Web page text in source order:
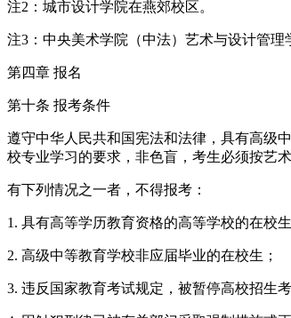
注2：城市设计学院在燕郊校区。
注3：中央美术学院（中法）艺术与设计管理
第四章 报名
第十条 报考条件
遵守中华人民共和国宪法和法律，具有高级
校专业学习的要求，非色盲，考生必须按艺
有下列情况之一者，不得报考：
1. 具有高等学历教育资格的高等学校的在校生
2. 高级中等教育学校非应届毕业的在校生；
3. 违反国家教育考试规定，被暂停高校招生